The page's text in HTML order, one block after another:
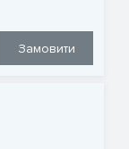
Замовити